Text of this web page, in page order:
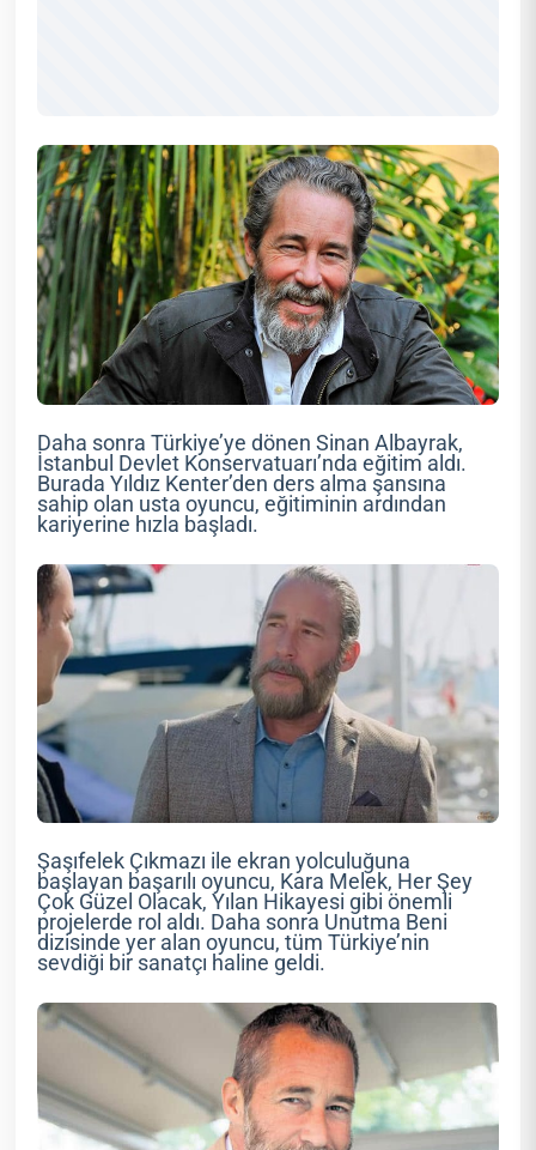
Daha sonra Türkiye’ye dönen Sinan Albayrak,
İstanbul Devlet Konservatuarı’nda eğitim aldı.
Burada Yıldız Kenter’den ders alma şansına
sahip olan usta oyuncu, eğitiminin ardından
kariyerine hızla başladı.
Şaşıfelek Çıkmazı ile ekran yolculuğuna
başlayan başarılı oyuncu, Kara Melek, Her Şey
Çok Güzel Olacak, Yılan Hikayesi gibi önemli
projelerde rol aldı. Daha sonra Unutma Beni
dizisinde yer alan oyuncu, tüm Türkiye’nin
sevdiği bir sanatçı haline geldi.